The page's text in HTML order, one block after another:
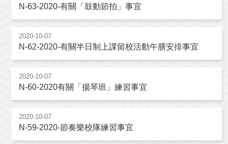
N-63-2020-有關「鼓動節拍」事宜
2020-10-07
N-62-2020-有關半日制上課留校活動午膳安排事宜
2020-10-07
N-60-2020有關「揚琴班」練習事宜
2020-10-07
N-59-2020-節奏樂校隊練習事宜